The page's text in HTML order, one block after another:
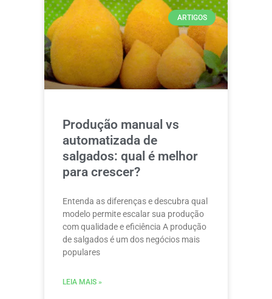
ARTIGOS
Produção manual vs
automatizada de
salgados: qual é melhor
para crescer?
Entenda as diferenças e descubra qual
modelo permite escalar sua produção
com qualidade e eficiência A produção
de salgados é um dos negócios mais
populares
LEIA MAIS »